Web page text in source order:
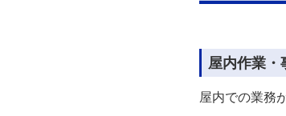
屋内作業・
屋内での業務